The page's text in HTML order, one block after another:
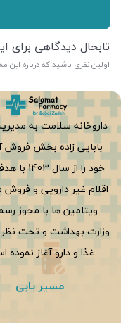
تابحال دیدگاهی
اولین نفری باشید که درباره
داروخانه سلامت به
بابایی زاده بخش فروش
خود را از سال
اقلام غیر دارویی و
ویتامین ها با مجوز
وزارت بهداشت و تحت
غذا و دارو آغاز نموده
مسیر یابی